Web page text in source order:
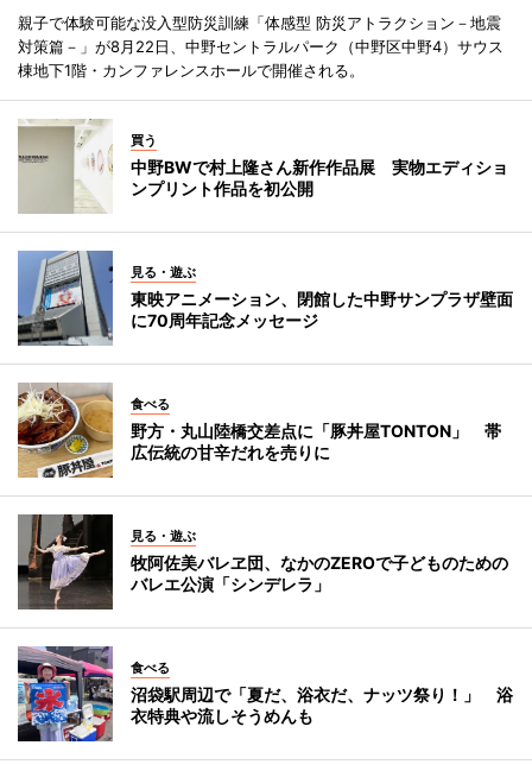
親子で体験可能な没入型防災訓練「体感型 防災アトラクション－地震
対策篇－」が8月22日、中野セントラルパーク（中野区中野4）サウス
棟地下1階・カンファレンスホールで開催される。
買う
中野BWで村上隆さん新作作品展 実物エディショ
ンプリント作品を初公開
見る・遊ぶ
東映アニメーション、閉館した中野サンプラザ壁面
に70周年記念メッセージ
食べる
野方・丸山陸橋交差点に「豚丼屋TONTON」 帯
広伝統の甘辛だれを売りに
見る・遊ぶ
牧阿佐美バレヱ団、なかのZEROで子どものための
バレエ公演「シンデレラ」
食べる
沼袋駅周辺で「夏だ、浴衣だ、ナッツ祭り！」 浴
衣特典や流しそうめんも